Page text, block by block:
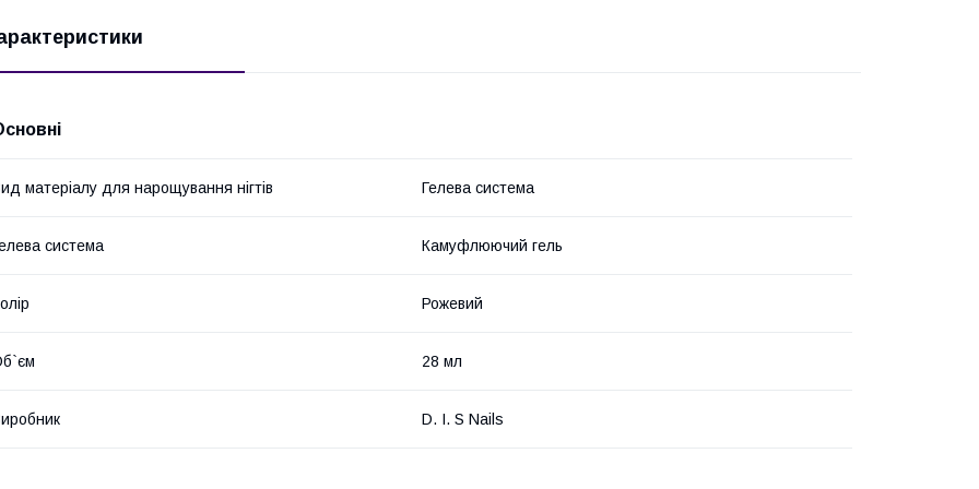
матеріалу для нарощування нігтів Гелева система
система Камуфлюючий гель
Рожевий
28 мл
D. I. S Nails